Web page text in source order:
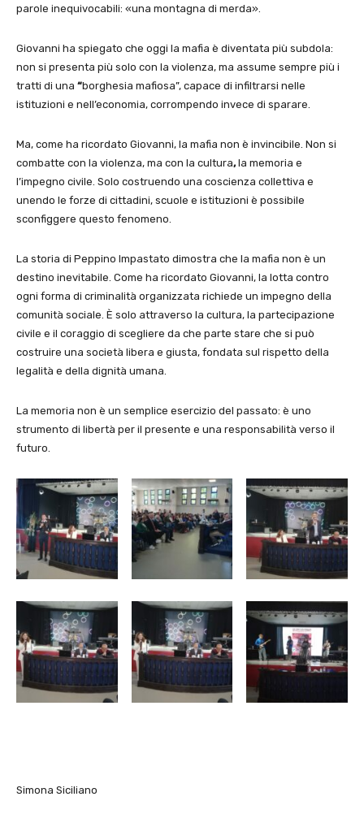
parole inequivocabili: «una montagna di merda».
Giovanni ha spiegato che oggi la mafia è diventata più subdola:
non si presenta più solo con la violenza, ma assume sempre più i
tratti di una “borghesia mafiosa”, capace di infiltrarsi nelle
istituzioni e nell’economia, corrompendo invece di sparare.
Ma, come ha ricordato Giovanni, la mafia non è invincibile. Non si
combatte con la violenza, ma con la cultura,la memoria e
l’impegno civile. Solo costruendo una coscienza collettiva e
unendo le forze di cittadini, scuole e istituzioni è possibile
sconfiggere questo fenomeno.
La storia di Peppino Impastato dimostra che la mafia non è un
destino inevitabile. Come ha ricordato Giovanni, la lotta contro
ogni forma di criminalità organizzata richiede un impegno della
comunità sociale. È solo attraverso la cultura, la partecipazione
civile e il coraggio di scegliere da che parte stare che si può
costruire una società libera e giusta, fondata sul rispetto della
legalità e della dignità umana.
La memoria non è un semplice esercizio del passato: è uno
strumento di libertà per il presente e una responsabilità verso il
futuro.
Simona Siciliano